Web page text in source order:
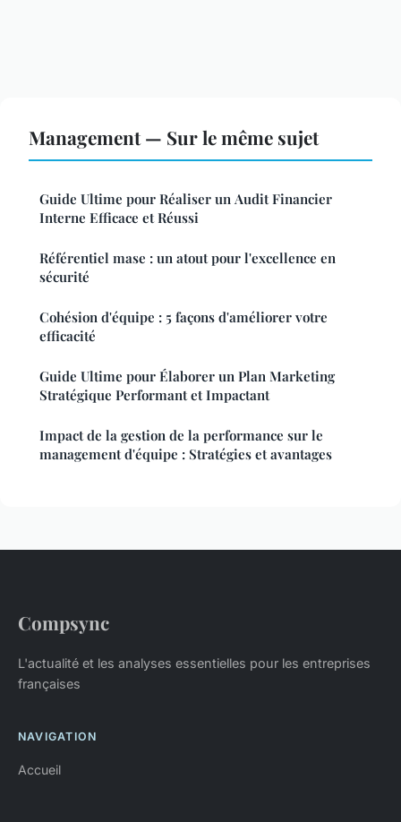
Management — Sur le même sujet
Guide Ultime pour Réaliser un Audit Financier
Interne Efficace et Réussi
Référentiel mase : un atout pour l'excellence en
sécurité
Cohésion d'équipe : 5 façons d'améliorer votre
efficacité
Guide Ultime pour Élaborer un Plan Marketing
Stratégique Performant et Impactant
Impact de la gestion de la performance sur le
management d'équipe : Stratégies et avantages
Compsync
L'actualité et les analyses essentielles pour les entreprises
françaises
NAVIGATION
Accueil